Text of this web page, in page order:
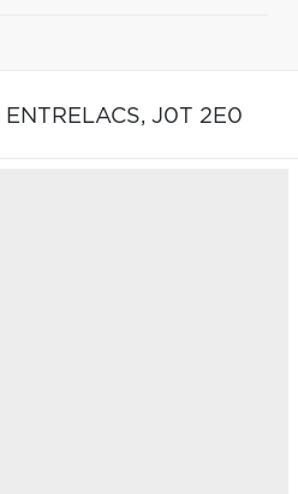
ENTRELACS, J0T 2E0